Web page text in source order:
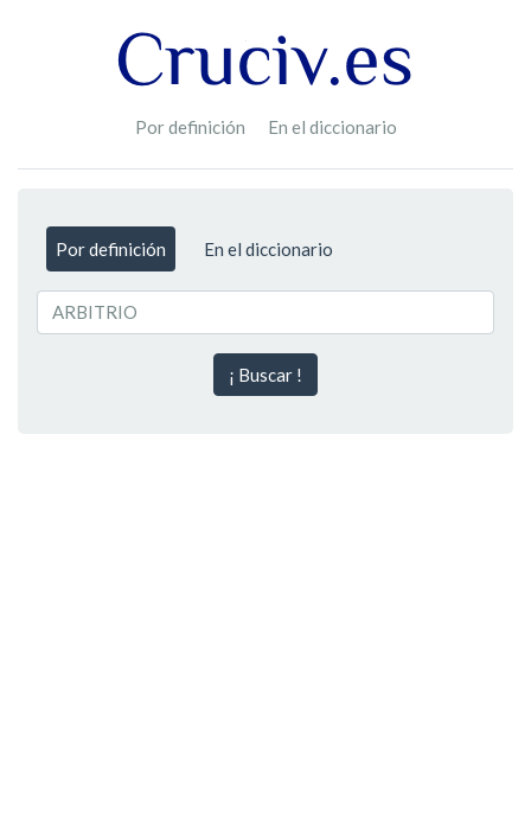
Por definición En el diccionario
Por definición En el diccionario
¡ Buscar !